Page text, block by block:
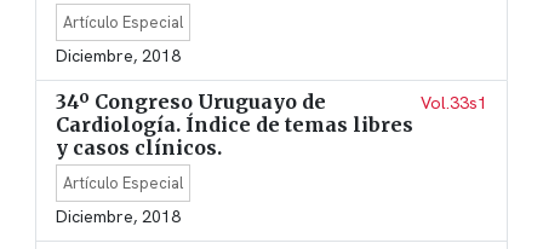
Artículo Especial
Diciembre, 2018
34º Congreso Uruguayo de
Cardiología. Índice de temas libres
y casos clínicos.
Vol.33s1
Artículo Especial
Diciembre, 2018